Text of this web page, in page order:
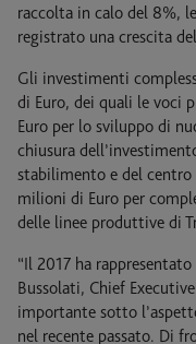
raccolta in calo del 8%,
registrato una crescita
Gli investimenti
di Euro, dei quali le voci
Euro per lo sviluppo di
chiusura
stabilimento e del centro
milioni di Euro per
delle linee produttive di
“Il 2017 ha
Bussolati, Chief
importante sotto
nel recente passato. Di